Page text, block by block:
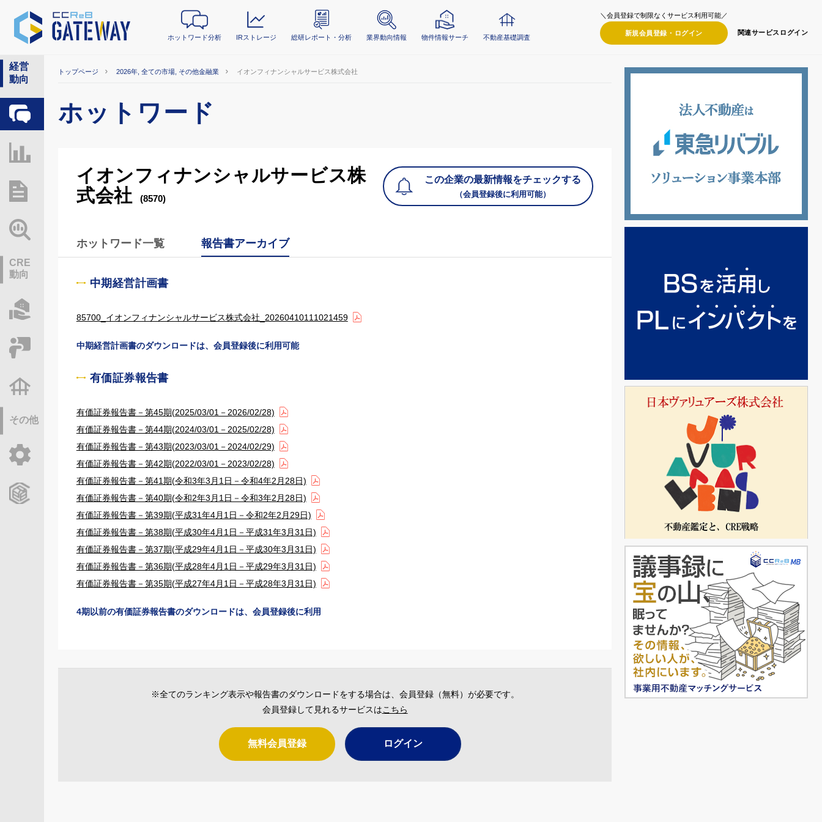
ホットワード分析 IRストレージ 総研レポート・分析 業界動向情報 物件情報サーチ 不動産基礎調査
＼会員登録で制限なくサービス利用可能／
新規会員登録・ ログイン 関連サービス ログイン
経営
動向
ホットワード分析
総研レポート・分析
CRE
動向
セミナー・研修
不動産基礎調査
その他
ご利用ガイド
CCReBサービスのご案内
トップページ 2026年, 全ての市場, その他金融業 イオンフィナンシャルサービス株式会社
ホットワード
イオンフィナンシャルサービス株
式会社
(8570)
この企業の最新情報をチェックする
（会員登録後に利用可能）
ホットワード一覧 報告書アーカイブ
中期経営計画書
85700_イオンフィナンシャルサービス株式会社_20260410111021459
中期経営計画書のダウンロードは、会員登録後に利用可能
有価証券報告書
有価証券報告書－第45期(2025/03/01－2026/02/28)
有価証券報告書－第44期(2024/03/01－2025/02/28)
有価証券報告書－第43期(2023/03/01－2024/02/29)
有価証券報告書－第42期(2022/03/01－2023/02/28)
有価証券報告書－第41期(令和3年3月1日－令和4年2月28日)
有価証券報告書－第40期(令和2年3月1日－令和3年2月28日)
有価証券報告書－第39期(平成31年4月1日－令和2年2月29日)
有価証券報告書－第38期(平成30年4月1日－平成31年3月31日)
有価証券報告書－第37期(平成29年4月1日－平成30年3月31日)
有価証券報告書－第36期(平成28年4月1日－平成29年3月31日)
有価証券報告書－第35期(平成27年4月1日－平成28年3月31日)
4期以前の有価証券報告書のダウンロードは、会員登録後に利用
※全てのランキング表示や報告書のダウンロードをする場合は、会員登録（無料）が必要です。
会員登録して見れるサービスはこちら
無料会員登録 ログイン